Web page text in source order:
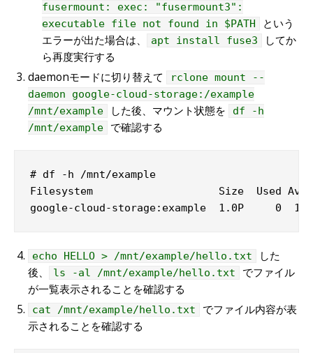
fusermount: exec: "fusermount3":
executable file not found in $PATH
という
エラーが出た場合は、
apt install fuse3
してか
ら再度実行する
daemonモードに切り替えて
rclone mount --
daemon google-cloud-storage:/example
/mnt/example
した後、マウント状態を
df -h
/mnt/example
で確認する
# df -h /mnt/example
Filesystem                    Size  Used Avail
google-cloud-storage:example  1.0P     0
echo HELLO > /mnt/example/hello.txt
した
後、
ls -al /mnt/example/hello.txt
でファイル
が一覧表示されることを確認する
cat /mnt/example/hello.txt
でファイル内容が表
示されることを確認する